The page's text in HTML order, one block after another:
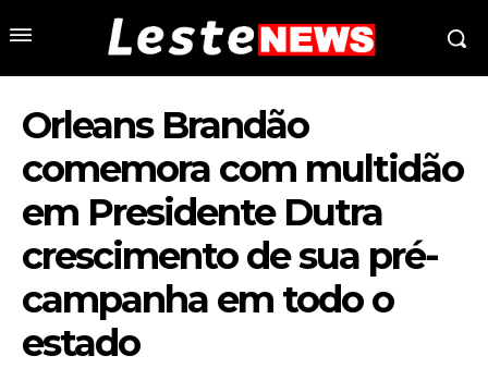
Orleans Brandão
comemora com multidão
em Presidente Dutra
crescimento de sua pré-
campanha em todo o
estado